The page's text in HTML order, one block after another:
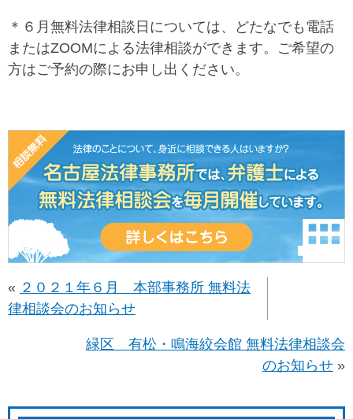
＊６月無料法律相談日については、どたなでも電話
またはZOOMによる法律相談ができます。ご希望の
方はご予約の際にお申し出ください。
« ２０２１年６月 本部事務所 無料法
律相談会のお知らせ
緑区 有松・鳴海絞会館 無料法律相談会
のお知らせ »